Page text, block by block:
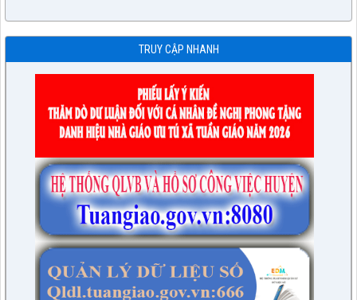
TRUY CẬP NHANH